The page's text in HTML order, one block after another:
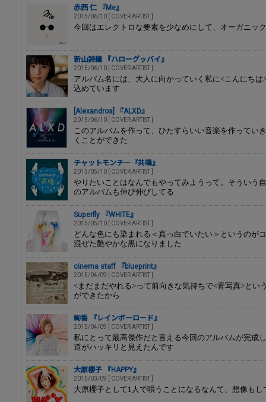
赤西 仁 『Me』
2015/06/10 [ COVER ARTIST ]
今回はエレクトロな要素を少なめにして、オーガニッ
新山詩織 『ハローグッバイ』
2015/06/10 [ COVER ARTIST ]
アルバム名には、大人に向かっていく私に<こんにち
込めています
[Alexandros] 『ALXD』
2015/06/10 [ COVER ARTIST ]
このアルバムを作って、ひたすらいい音楽を作ってい
くことができた
チャットモンチ―『共鳴』
2015/05/10 [ COVER ARTIST ]
やりたいことはなんでもやってみようって。そういう
のアルバムも伸び伸びしてる
Superfly 『WHITE』
2015/05/10 [ COVER ARTIST ]
どんな色にも染まれる＜真っ白でいたい＞というのが
混ぜた艶やかな黒になりました
cinema staff 『blueprint』
2015/04/09 [ COVER ARTIST ]
<まだまだやれる>って前向きな気持ちで<青写真>とい
ができたから
絢香 『レインボーロード』
2015/04/09 [ COVER ARTIST ]
私にとって最高傑作だと言える今回のアルバムが完成
道がハッキリと見えたんです
大原櫻子 『HAPPY』
2015/03/09 [ COVER ARTIST ]
大原櫻子として1人で唄うことになるなんて、想像も